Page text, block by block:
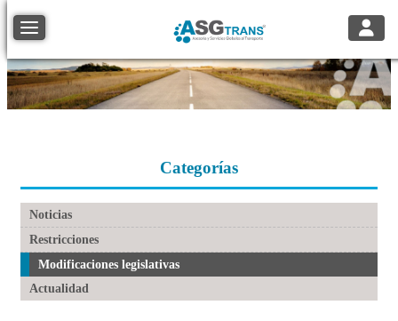
Toggle navigation
Categorías
Noticias
Restricciones
Modificaciones legislativas
Actualidad